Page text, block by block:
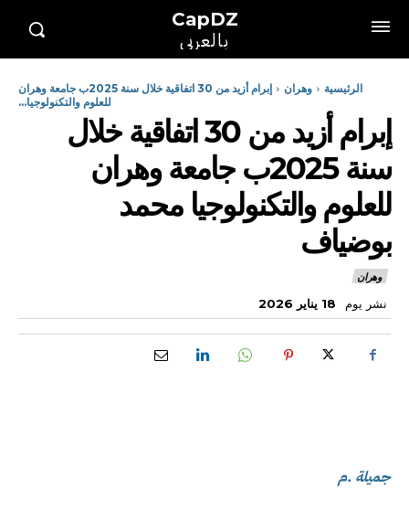
CapDZ
بالعربي
الرئيسية وهران
إبرام أزيد من 30 اتفاقية خلال سنة 2025ب جامعة وهران
للعلوم والتكنولوجيا...
إبرام أزيد من 30 اتفاقية خلال
سنة 2025ب جامعة وهران
للعلوم والتكنولوجيا محمد
بوضياف
وهران
نشر يوم 18 يناير 2026
جميلة .م